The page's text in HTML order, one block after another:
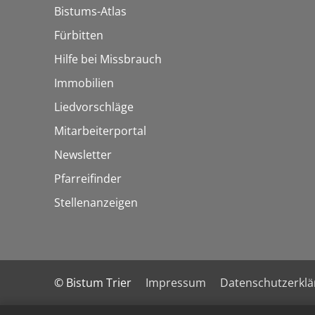
Bistums-Atlas
Fürbitten
Hilfe bei Missbrauch
Immobilien
Liedvorschläge
Mitarbeiterportal
Newsletter
Pfarreifinder
Stellenanzeigen
© Bistum Trier Impressum